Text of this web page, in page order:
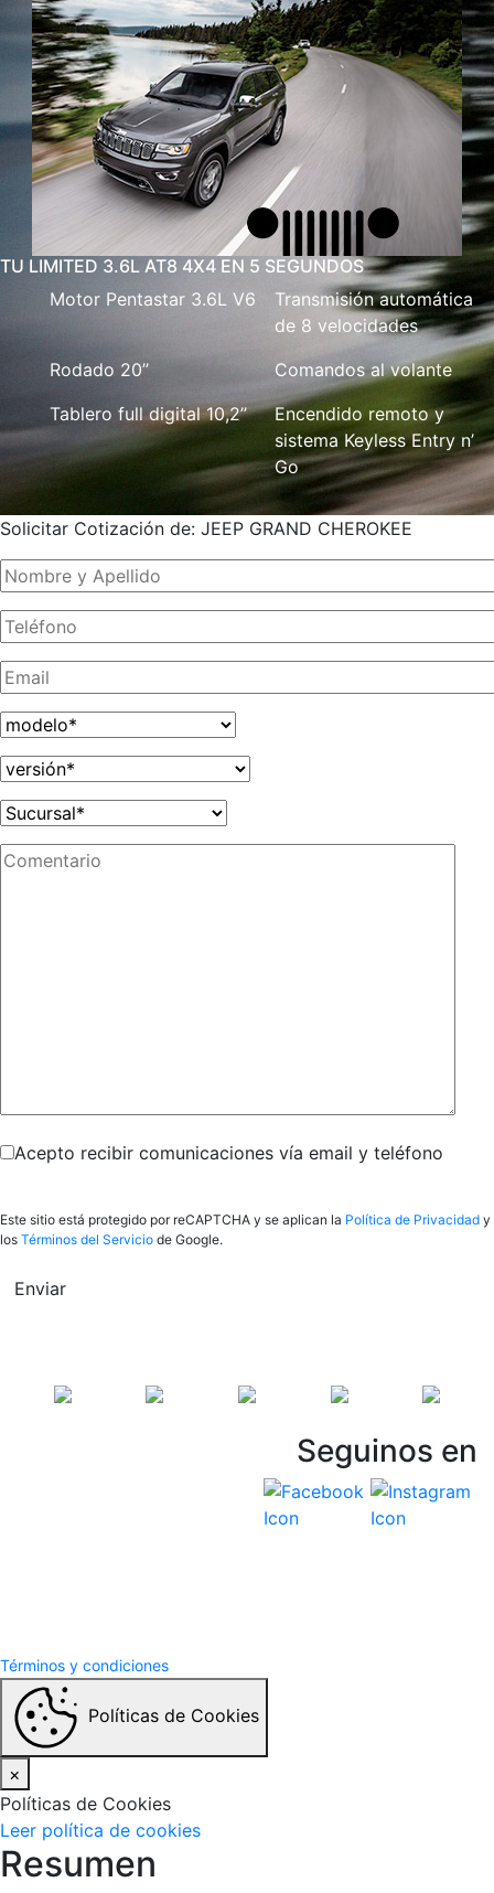
TU LIMITED 3.6L AT8 4X4 EN 5 SEGUNDOS
Motor Pentastar 3.6L V6
Transmisión automática
de 8 velocidades
Rodado 20’’
Comandos al volante
Tablero full digital 10,2’’
Encendido remoto y
sistema Keyless Entry n’
Go
Solicitar Cotización de: JEEP GRAND CHEROKEE
Acepto recibir comunicaciones vía email y teléfono
Este sitio está protegido por reCAPTCHA y se aplican la Política de Privacidad y
los Términos del Servicio de Google.
Enviar
Seguinos en
Términos y condiciones
Políticas de Cookies
×
Políticas de Cookies
Leer política de cookies
Resumen